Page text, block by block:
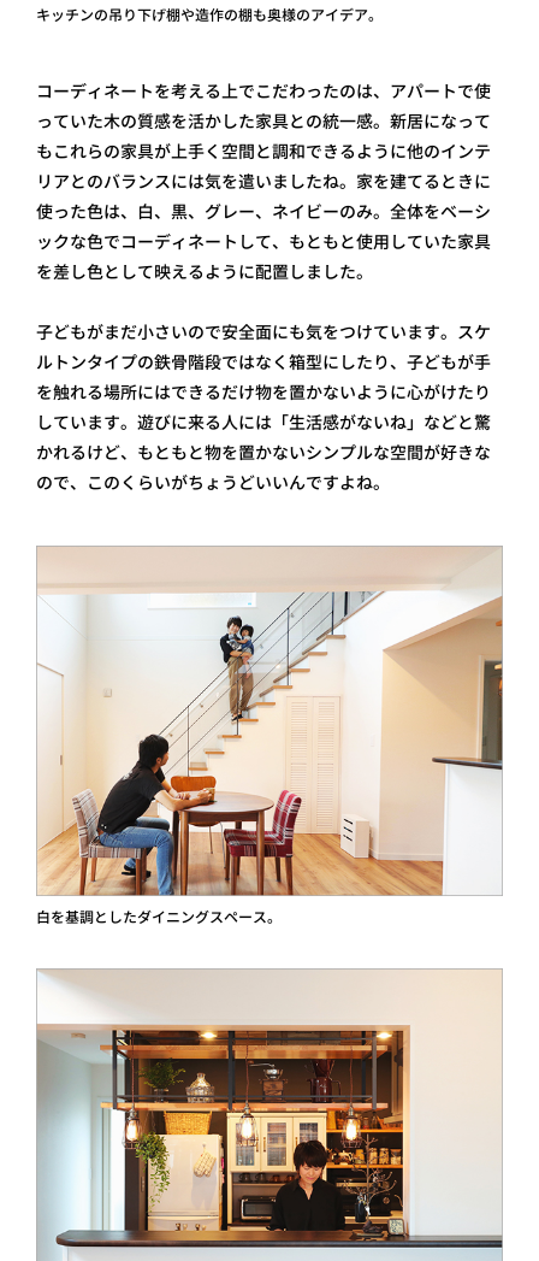
キッチンの吊り下げ棚や造作の棚も奥様のアイデア。
コーディネートを考える上でこだわったのは、アパートで使
っていた木の質感を活かした家具との統一感。新居になって
もこれらの家具が上手く空間と調和できるように他のインテ
リアとのバランスには気を遣いましたね。家を建てるときに
使った色は、白、黒、グレー、ネイビーのみ。全体をベーシ
ックな色でコーディネートして、もともと使用していた家具
を差し色として映えるように配置しました。
子どもがまだ小さいので安全面にも気をつけています。スケ
ルトンタイプの鉄骨階段ではなく箱型にしたり、子どもが手
を触れる場所にはできるだけ物を置かないように心がけたり
しています。遊びに来る人には「生活感がないね」などと驚
かれるけど、もともと物を置かないシンプルな空間が好きな
ので、このくらいがちょうどいいんですよね。
白を基調としたダイニングスペース。